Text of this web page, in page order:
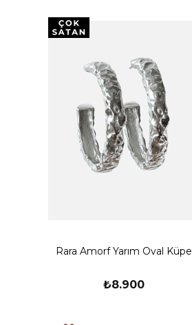
Rara Amorf Yarım Oval Küpe
₺8.900